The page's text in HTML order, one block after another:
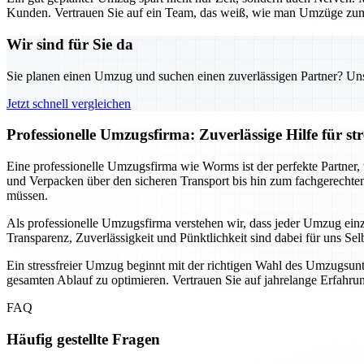
Kunden. Vertrauen Sie auf ein Team, das weiß, wie man Umzüge
Wir sind für Sie da
Sie planen einen Umzug und suchen einen zuverlässigen Partner?
Jetzt schnell vergleichen
Professionelle Umzugsfirma: Zuverlässige Hilfe für
Eine professionelle Umzugsfirma wie Worms ist der perfekte
und Verpacken über den sicheren Transport bis hin zum
müssen.
Als professionelle Umzugsfirma verstehen wir, dass jeder Umzug
Transparenz, Zuverlässigkeit und Pünktlichkeit sind dabei für uns
Ein stressfreier Umzug beginnt mit der richtigen Wahl des
gesamten Ablauf zu optimieren. Vertrauen Sie auf jahrelange
FAQ
Häufig gestellte Fragen